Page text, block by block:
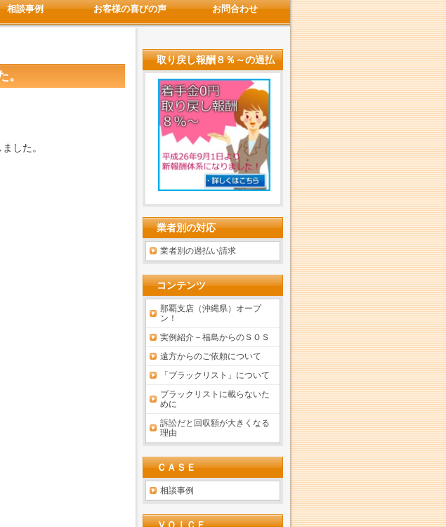
した。
取り戻し報酬８％～の過払
い金請求
業者別の対応
業者別の過払い請求
コンテンツ
那覇支店（沖縄県）オープ
ン！
実例紹介－福島からのＳＯＳ
遠方からのご依頼について
「ブラックリスト」について
ブラックリストに載らないた
めに
訴訟だと回収額が大きくなる
理由
ＣＡＳＥ
相談事例
相談事例 お客様の喜びの声 お問合わせ